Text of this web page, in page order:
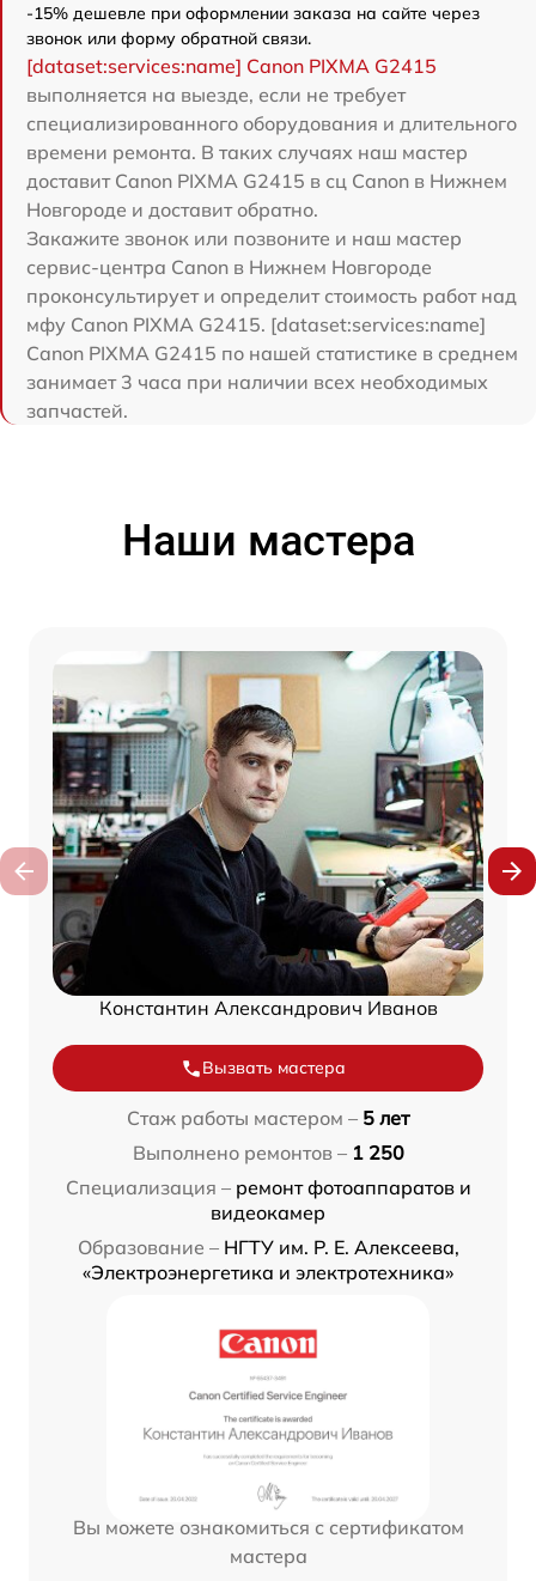
-15% дешевле при оформлении заказа на сайте через
звонок или форму обратной связи.
[dataset:services:name] Canon PIXMA G2415
выполняется на выезде, если не требует
специализированного оборудования и длительного
времени ремонта. В таких случаях наш мастер
доставит Canon PIXMA G2415 в сц Canon в Нижнем
Новгороде и доставит обратно.
Закажите звонок или позвоните и наш мастер
сервис-центра Canon в Нижнем Новгороде
проконсультирует и определит стоимость работ над
мфу Canon PIXMA G2415. [dataset:services:name]
Canon PIXMA G2415 по нашей статистике в среднем
занимает 3 часа при наличии всех необходимых
запчастей.
Наши мастера
Константин Александрович Иванов
Вызвать мастера
Стаж работы мастером – 5 лет
Выполнено ремонтов – 1 250
Специализация – ремонт фотоаппаратов и
видеокамер
Образование – НГТУ им. Р. Е. Алексеева,
«Электроэнергетика и электротехника»
Вы можете ознакомиться с сертификатом
мастера